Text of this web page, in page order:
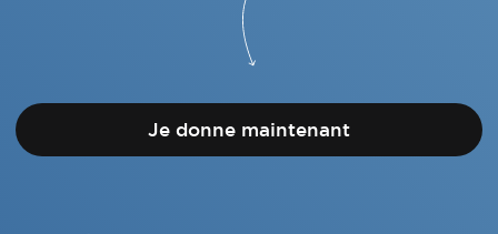
Je donne maintenant